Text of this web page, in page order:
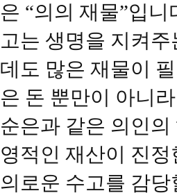
은 “의의 재물”입
고는 생명을 지켜
데도 많은 재물이
은 돈 뿐만이 아니
순은과 같은 의인
영적인 재산이 진
의로운 수고를 감